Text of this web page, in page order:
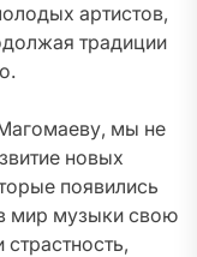
артистов,
традиции
мы не
новых
появились
мир музыки свою